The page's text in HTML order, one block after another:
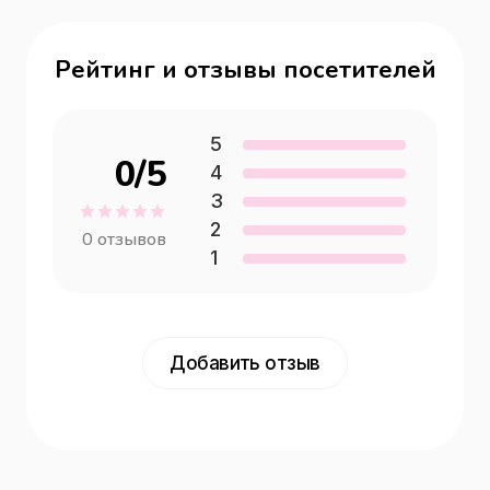
Рейтинг и отзывы посетителей
0/5
0 отзывов
5
4
3
2
1
Добавить отзыв